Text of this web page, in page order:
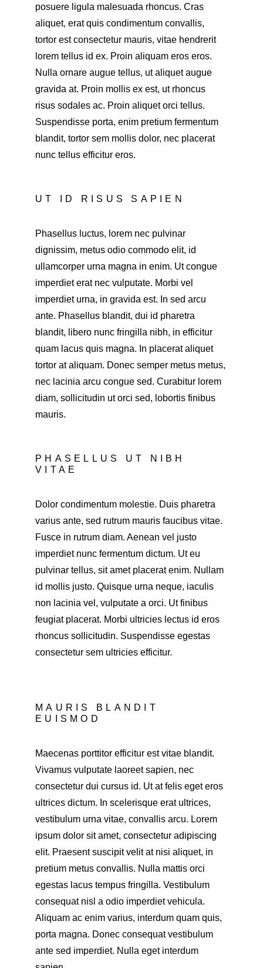
posuere ligula malesuada rhoncus. Cras
aliquet, erat quis condimentum convallis,
tortor est consectetur mauris, vitae hendrerit
lorem tellus id ex. Proin aliquam eros eros.
Nulla ornare augue tellus, ut aliquet augue
gravida at. Proin mollis ex est, ut rhoncus
risus sodales ac. Proin aliquet orci tellus.
Suspendisse porta, enim pretium fermentum
blandit, tortor sem mollis dolor, nec placerat
nunc tellus efficitur eros.
UT ID RISUS SAPIEN
Phasellus luctus, lorem nec pulvinar
dignissim, metus odio commodo elit, id
ullamcorper urna magna in enim. Ut congue
imperdiet erat nec vulputate. Morbi vel
imperdiet urna, in gravida est. In sed arcu
ante. Phasellus blandit, dui id pharetra
blandit, libero nunc fringilla nibh, in efficitur
quam lacus quis magna. In placerat aliquet
tortor at aliquam. Donec semper metus metus,
nec lacinia arcu congue sed. Curabitur lorem
diam, sollicitudin ut orci sed, lobortis finibus
mauris.
PHASELLUS UT NIBH
VITAE
Dolor condimentum molestie. Duis pharetra
varius ante, sed rutrum mauris faucibus vitae.
Fusce in rutrum diam. Aenean vel justo
imperdiet nunc fermentum dictum. Ut eu
pulvinar tellus, sit amet placerat enim. Nullam
id mollis justo. Quisque urna neque, iaculis
non lacinia vel, vulputate a orci. Ut finibus
feugiat placerat. Morbi ultricies lectus id eros
rhoncus sollicitudin. Suspendisse egestas
consectetur sem ultricies efficitur.
MAURIS BLANDIT
EUISMOD
Maecenas porttitor efficitur est vitae blandit.
Vivamus vulputate laoreet sapien, nec
consectetur dui cursus id. Ut at felis eget eros
ultrices dictum. In scelerisque erat ultrices,
vestibulum urna vitae, convallis arcu. Lorem
ipsum dolor sit amet, consectetur adipiscing
elit. Praesent suscipit velit at nisi aliquet, in
pretium metus convallis. Nulla mattis orci
egestas lacus tempus fringilla. Vestibulum
consequat nisl a odio imperdiet vehicula.
Aliquam ac enim varius, interdum quam quis,
porta magna. Donec consequat vestibulum
ante sed imperdiet. Nulla eget interdum